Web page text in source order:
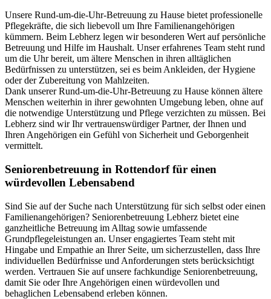
Unsere Rund-um-die-Uhr-Betreuung zu Hause bietet professionelle
Pflegekräfte, die sich liebevoll um Ihre Familienangehörigen
kümmern. Beim Lebherz legen wir besonderen Wert auf persönliche
Betreuung und Hilfe im Haushalt. Unser erfahrenes Team steht rund
um die Uhr bereit, um ältere Menschen in ihren alltäglichen
Bedürfnissen zu unterstützen, sei es beim Ankleiden, der Hygiene
oder der Zubereitung von Mahlzeiten.
Dank unserer Rund-um-die-Uhr-Betreuung zu Hause können ältere
Menschen weiterhin in ihrer gewohnten Umgebung leben, ohne auf
die notwendige Unterstützung und Pflege verzichten zu müssen. Bei
Lebherz sind wir Ihr vertrauenswürdiger Partner, der Ihnen und
Ihren Angehörigen ein Gefühl von Sicherheit und Geborgenheit
vermittelt.
Senioren­betreuung in Rottendorf für einen
würdevollen Lebensabend
Sind Sie auf der Suche nach Unterstützung für sich selbst oder einen
Familienangehörigen? Seniorenbetreuung Lebherz bietet eine
ganzheitliche Betreuung im Alltag sowie umfassende
Grundpflegeleistungen an. Unser engagiertes Team steht mit
Hingabe und Empathie an Ihrer Seite, um sicherzustellen, dass Ihre
individuellen Bedürfnisse und Anforderungen stets berücksichtigt
werden. Vertrauen Sie auf unsere fachkundige Seniorenbetreuung,
damit Sie oder Ihre Angehörigen einen würdevollen und
behaglichen Lebensabend erleben können.